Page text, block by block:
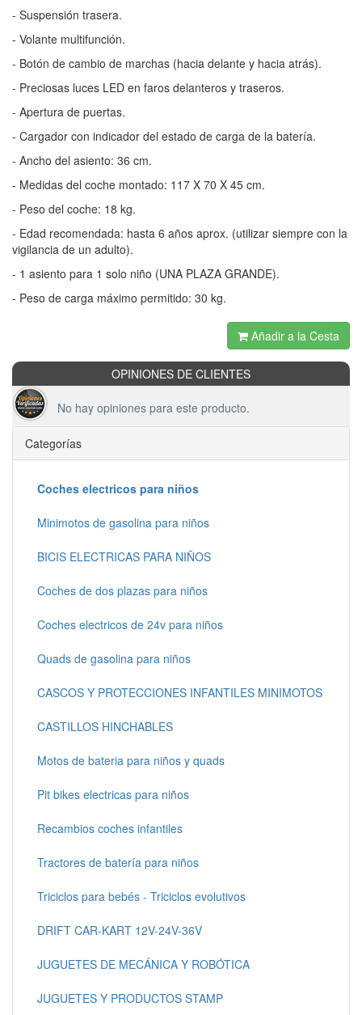
- Suspensión trasera.
- Volante multifunción.
- Botón de cambio de marchas (hacia delante y hacia atrás).
- Preciosas luces LED en faros delanteros y traseros.
- Apertura de puertas.
- Cargador con indicador del estado de carga de la batería.
- Ancho del asiento: 36 cm.
- Medidas del coche montado: 117 X 70 X 45 cm.
- Peso del coche: 18 kg.
- Edad recomendada: hasta 6 años aprox. (utilizar siempre con la
vigilancia de un adulto).
- 1 asiento para 1 solo niño (UNA PLAZA GRANDE).
- Peso de carga máximo permitido: 30 kg.
Añadir a la Cesta
OPINIONES DE CLIENTES
No hay opiniones para este producto.
Categorías
Coches electricos para niños
Minimotos de gasolina para niños
BICIS ELECTRICAS PARA NIÑOS
Coches de dos plazas para niños
Coches electricos de 24v para niños
Quads de gasolina para niños
CASCOS Y PROTECCIONES INFANTILES MINIMOTOS
CASTILLOS HINCHABLES
Motos de bateria para niños y quads
Pit bikes electricas para niños
Recambios coches infantiles
Tractores de batería para niños
Triciclos para bebés - Triciclos evolutivos
DRIFT CAR-KART 12V-24V-36V
JUGUETES DE MECÁNICA Y ROBÓTICA
JUGUETES Y PRODUCTOS STAMP